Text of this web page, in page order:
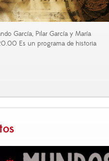
García, Pilar García y María
Es un programa de historia